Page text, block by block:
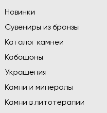
Новинки
Сувениры из бронзы
Каталог камней
Кабошоны
Украшения
Камни и минералы
Камни в литотерапии